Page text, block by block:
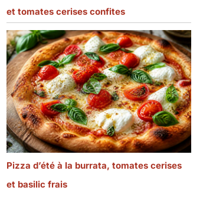
et tomates cerises confites
Pizza d’été à la burrata, tomates cerises
et basilic frais